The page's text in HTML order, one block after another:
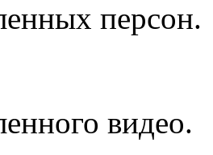
персон.
видео.